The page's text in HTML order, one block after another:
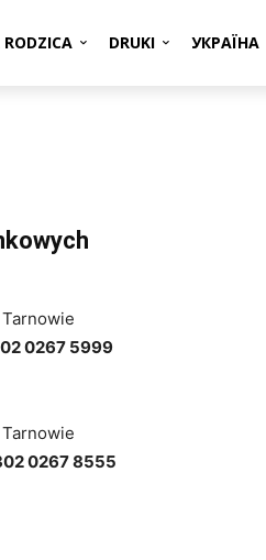
RODZICA DRUKI УКРАЇНА
Tarnowie
0267 5999
Tarnowie
0267 8555